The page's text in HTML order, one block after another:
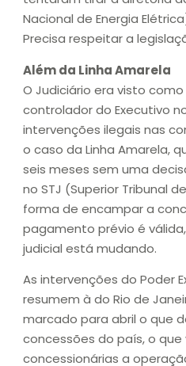
Nacional de Energia
Precisa respeitar a
Além da Linha Amarela
O Judiciário era visto
controlador do Executivo
intervenções ilegais nas
o caso da Linha Amarela,
seis meses sem uma
no STJ (Superior Tribunal
forma de encampar a
pagamento prévio é
judicial está mudando.
As intervenções do Poder
resumem à do Rio de
marcado para abril o que
concessões do país, o
concessionárias a